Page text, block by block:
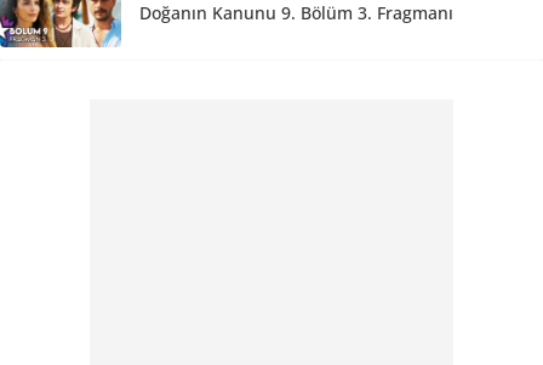
Doğanın Kanunu 9. Bölüm 3. Fragmanı